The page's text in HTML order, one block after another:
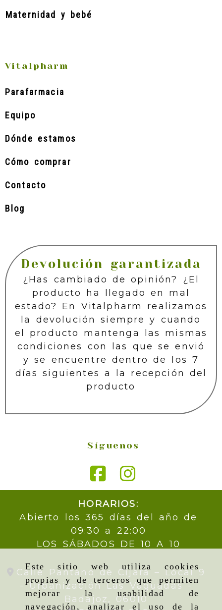
Este sitio web utiliza cookies
propias y de terceros que permiten
mejorar la usabilidad de
navegación, analizar el uso de la
Maternidad y bebé
Vitalpharm
Parafarmacia
Equipo
Dónde estamos
Cómo comprar
Contacto
Blog
Devolución garantizada
¿Has cambiado de opinión? ¿El
producto ha llegado en mal
estado? En Vitalpharm realizamos
la devolución siempre y cuando
el producto mantenga las mismas
condiciones con las que se envió
y se encuentre dentro de los 7
días siguientes a la recepción del
producto
Síguenos
HORARIOS:
Abierto los 365 días del año de
09:30 a 22:00
LOS SÁBADOS DE 10 A 10
Calle Pantano de Cijara – Local 9
- Urbanización Las Vaguadas -
Badajoz, 06010